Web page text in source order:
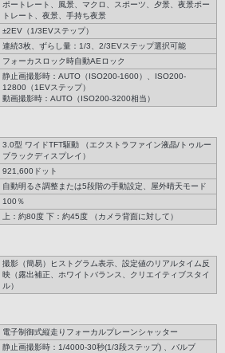
ポートレート、風景、マクロ、スポーツ、夕景、夜景ポー
トレート、夜景、手持ち夜景
±2EV（1/3EVステップ）
連続3枚、ずらし量：1/3、2/3EVステップ選択可能
フォーカスロック時自動AEロック
静止画撮影時：AUTO（ISO200-1600）、ISO200-
12800（1EVステップ）
動画撮影時：AUTO（ISO200-3200相当）
3.0型 ワイドTFT駆動 （エクストラファイン液晶/トゥルー
ブラックディスプレイ）
921,600ドット
自動明るさ調整または5段階の手動設定、屋外晴天モード
100％
上：約80度 下：約45度 （カメラ背面に対して）
撮影（簡易）ヒストグラム表示、設定値のリアルタイム反
映（露出補正、ホワイトバランス、クリエイティブスタイ
ル）
電子制御式縦走りフォーカルプレーンシャッター
静止画撮影時：1/4000-30秒(1/3段ステップ) 、バルブ